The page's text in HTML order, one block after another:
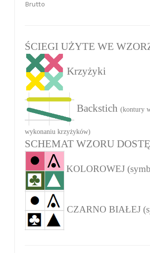
Brutto
ŚCIEGI UŻYTE WE
Krzyżyki
Backstich (kontury
wykonaniu krzyżyków)
SCHEMAT WZORU
KOLOROWEJ
CZARNO BIAŁEJ